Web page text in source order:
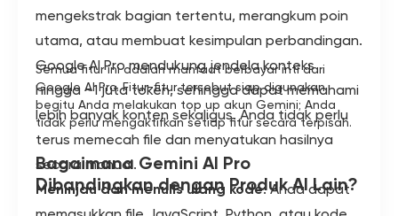
mengekstrak bagian tertentu, merangkum poin
utama, atau membuat kesimpulan perbandingan.
Google AI Pro mendukung jendela konteks
hingga ~1 juta token, sehingga dapat memahami
lebih banyak konten sekaligus. Anda tidak perlu
terus memecah file dan menyatukan hasilnya
secara manual.
Meninjau dan menulis ulang kode: Anda dapat
Semua fitur ini adalah manfaat berbayar inti dari
Google AI Pro. Fitur-fitur tersebut siap digunakan
begitu Anda melakukan top up akun Gemini; Anda
tidak perlu mengaktifkan setiap fitur secara terpisah.
Bagaimana Gemini AI Pro
Dibandingkan dengan Produk AI Lain?